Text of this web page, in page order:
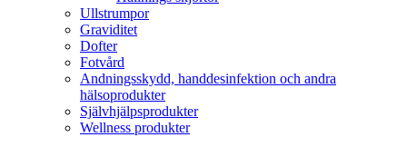
Ullstrumpor
Graviditet
Dofter
Fotvård
Andningsskydd, handdesinfektion och andra
hälsoprodukter
Självhjälpsprodukter
Wellness produkter